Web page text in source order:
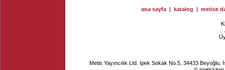
ana sayfa | katalog | metise
Metis Yayıncılık Ltd. İpek Sokak No.5, 34433